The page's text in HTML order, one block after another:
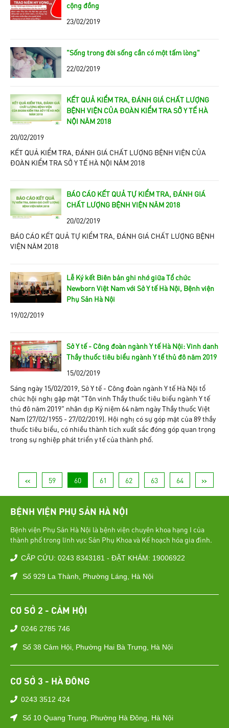
cộng đồng
23/02/2019
"Sống trong đời sống cần có một tấm lòng"
22/02/2019
KẾT QUẢ KIỂM TRA, ĐÁNH GIÁ CHẤT LƯỢNG
BỆNH VIỆN CỦA ĐOÀN KIỂM TRA SỞ Y TẾ HÀ
NỘI NĂM 2018
20/02/2019
KẾT QUẢ KIỂM TRA, ĐÁNH GIÁ CHẤT LƯỢNG BỆNH VIỆN CỦA
ĐOÀN KIỂM TRA SỞ Y TẾ HÀ NỘI NĂM 2018
BÁO CÁO KẾT QUẢ TỰ KIỂM TRA, ĐÁNH GIÁ
CHẤT LƯỢNG BỆNH VIỆN NĂM 2018
20/02/2019
BÁO CÁO KẾT QUẢ TỰ KIỂM TRA, ĐÁNH GIÁ CHẤT LƯỢNG BỆNH
VIỆN NĂM 2018
Lễ Ký kết Biên bản ghi nhớ giữa Tổ chức
Newborn Việt Nam với Sở Y tế Hà Nội, Bệnh viện
Phụ Sản Hà Nội
19/02/2019
Sở Y tế - Công đoàn ngành Y tế Hà Nội: Vinh danh
Thầy thuốc tiêu biểu ngành Y tế thủ đô năm 2019
15/02/2019
Sáng ngày 15/02/2019, Sở Y tế - Công đoàn ngành Y tế Hà Nội tổ
chức hội nghị gặp mặt “Tôn vinh Thầy thuốc tiêu biểu ngành Y tế
thủ đô năm 2019” nhân dịp Kỷ niệm 64 năm ngày Thầy thuốc Việt
Nam (27/02/1955 - 27/02/2019). Hội nghị có sự góp mặt của 89 thầy
thuốc tiêu biểu, có nhiều thành tích xuất sắc đóng góp quan trọng
trong sự nghiệp phát triển y tế của thành phố.
<< 59 60 61 62 63 64 >>
BỆNH VIỆN PHỤ SẢN HÀ NỘI
Bệnh viện Phụ Sản Hà Nội là bệnh viện chuyên khoa hạng I của
thành phố trong lĩnh vực Sản Phụ Khoa và Kế hoạch hóa gia đình.
CẤP CỨU: 0243 8343181 - ĐẶT KHÁM: 19006922
Số 929 La Thành, Phường Láng, Hà Nội
CƠ SỞ 2 - CẢM HỘI
0246 2785 746
Số 38 Cảm Hội, Phường Hai Bà Trưng, Hà Nội
CƠ SỞ 3 - HÀ ĐÔNG
0243 3512 424
Số 10 Quang Trung, Phường Hà Đông, Hà Nội